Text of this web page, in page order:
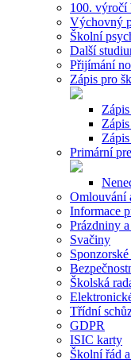
100. výročí
Výchovný
Školní
Další
Přijímání
Zápis pro
Primární
Omlouvání
Informace
Prázdniny
Svačiny
Školská
Třídní
GDPR
ISIC karty
Školní řád